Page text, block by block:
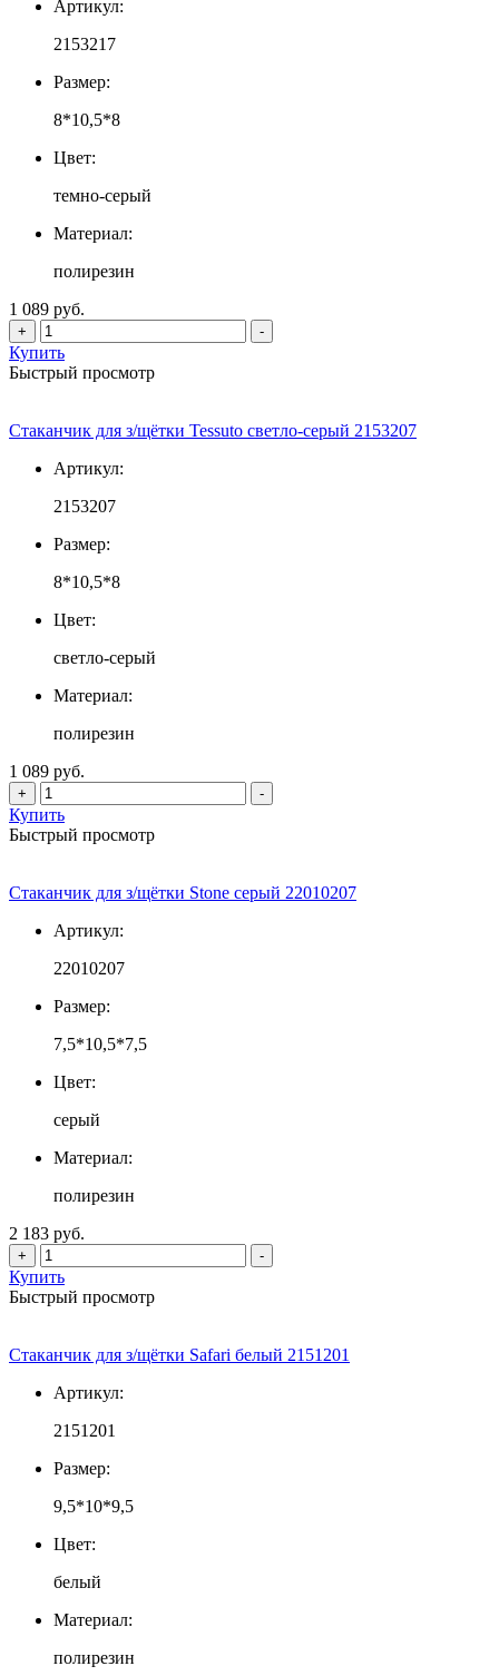
Артикул:
2153217
Размер:
8*10,5*8
Цвет:
темно-серый
Материал:
полирезин
1 089 руб.
+ -
Купить
Быстрый просмотр
Стаканчик для з/щётки Tessuto светло-серый 2153207
Артикул:
2153207
Размер:
8*10,5*8
Цвет:
светло-серый
Материал:
полирезин
1 089 руб.
+ -
Купить
Быстрый просмотр
Стаканчик для з/щётки Stone серый 22010207
Артикул:
22010207
Размер:
7,5*10,5*7,5
Цвет:
серый
Материал:
полирезин
2 183 руб.
+ -
Купить
Быстрый просмотр
Стаканчик для з/щётки Safari белый 2151201
Артикул:
2151201
Размер:
9,5*10*9,5
Цвет:
белый
Материал:
полирезин